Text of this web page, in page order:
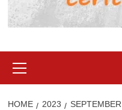
Menu
HOME 2023 SEPTEMBER